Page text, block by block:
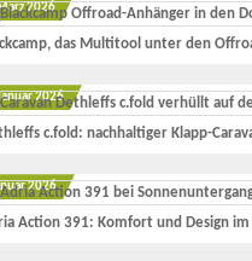
2026
das Multitool unter den
2026
c.fold: nachhaltiger Klapp-
2026
Action 391: Komfort und Design im